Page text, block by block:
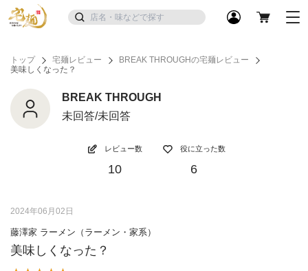
トップ 宅麺レビュー
BREAK THROUGHの宅麺レビュー
美味しくなった？
BREAK THROUGH
未回答/未回答
レビュー数
10
役に立った数
6
2024年06月02日
藤澤家 ラーメン（ラーメン・家系）
美味しくなった？